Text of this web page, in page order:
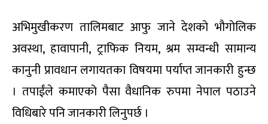
अभिमुखीकरण तालिमबाट आफु जाने देशको भौगोलिक
अवस्था, हावापानी, ट्राफिक नियम, श्रम सम्वन्धी सामान्य
कानुनी प्रावधान लगायतका विषयमा पर्याप्त जानकारी हुन्छ
। तपाईंले कमाएको पैसा वैधानिक रुपमा नेपाल पठाउने
विधिबारे पनि जानकारी लिनुपर्छ ।